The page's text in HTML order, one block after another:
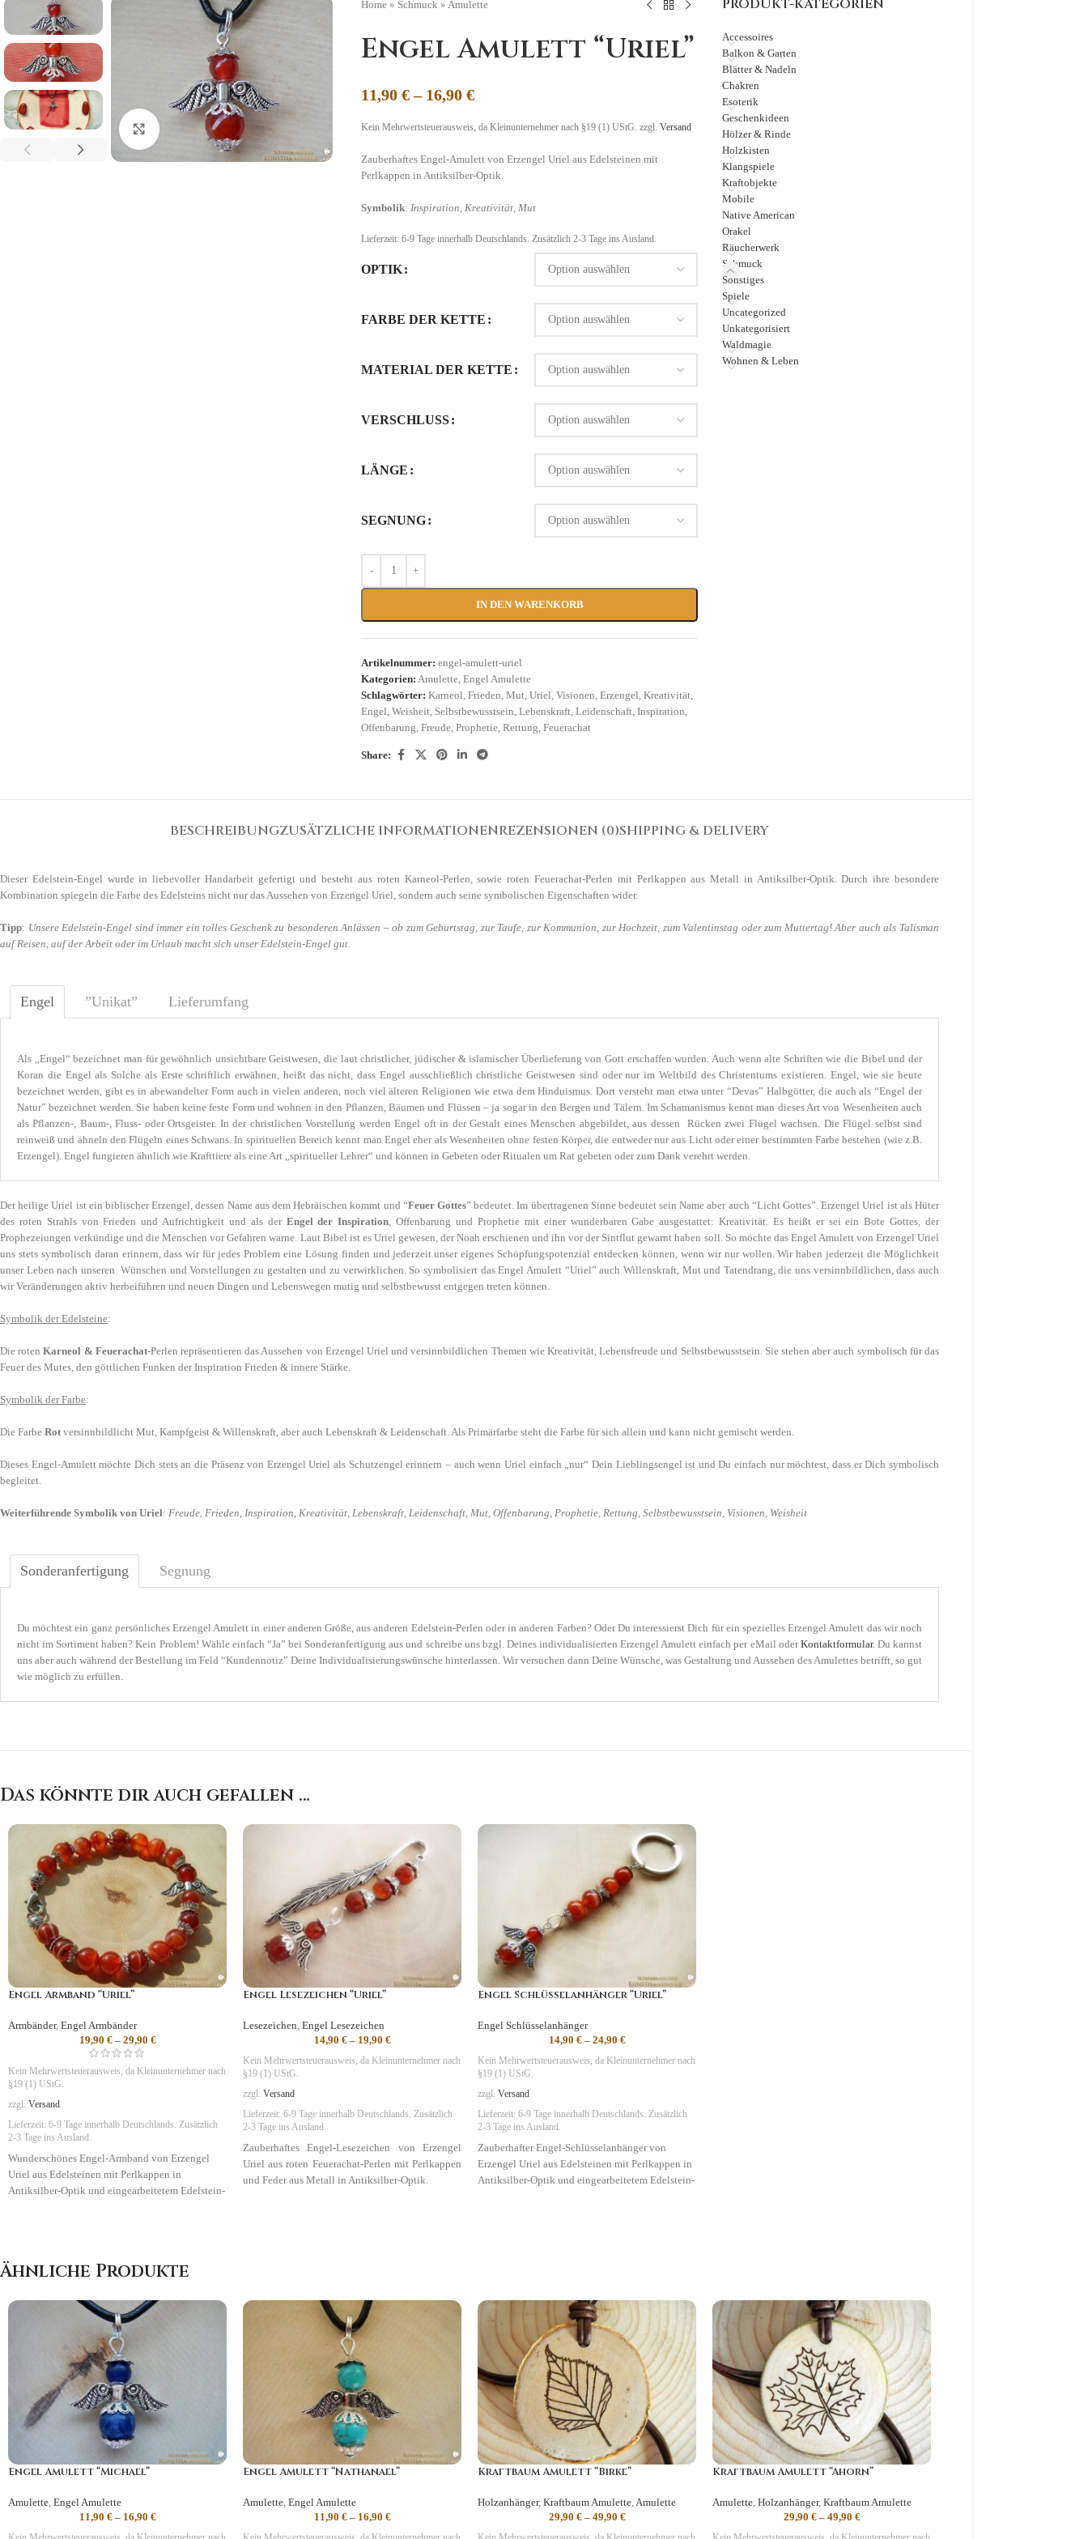
Click to enlarge
Home » Schmuck »Amulette
Engel Amulett “Uriel”
11,90€– 16,90€
Kein Mehrwertsteuerausweis, da Kleinunternehmer nach §19 (1) UStG. zzgl.Versand
Zauberhaftes Engel-Amulett von Erzengel Uriel aus Edelsteinen mit
Perlkappen in Antiksilber-Optik.
Symbolik:Inspiration, Kreativität, Mut
Lieferzeit:6-9 Tage innerhalb Deutschlands. Zusätzlich 2-3 Tage ins Ausland.
OPTIK
FARBE DER KETTE
MATERIAL DER KETTE
VERSCHLUSS
LÄNGE
SEGNUNG
IN DEN WARENKORB
Artikelnummer:engel-amulett-uriel
Kategorien: Amulette Engel Amulette
Schlagwörter: Karneol Frieden Mut Uriel Visionen Erzengel Kreativität
Engel Weisheit Selbstbewusstsein Lebenskraft Leidenschaft Inspiration
Offenbarung Freude Prophetie Rettung Feuerachat
Share:
PRODUKT-KATEGORIEN
Accessoires
Balkon & Garten
Blätter & Nadeln
Chakren
Esoterik
Geschenkideen
Hölzer & Rinde
Holzkisten
Klangspiele
Kraftobjekte
Mobile
Native American
Orakel
Räucherwerk
Schmuck
Sonstiges
Spiele
Uncategorized
Unkategorisiert
Waldmagie
Wohnen & Leben
BESCHREIBUNGZUSÄTZLICHE INFORMATIONENREZENSIONEN (0)SHIPPING & DELIVERY
Dieser Edelstein-Engel wurde in liebevoller Handarbeit gefertigt und besteht aus roten Karneol-Perlen, sowie roten Feuerachat-Perlen mit Perlkappen aus Metall in Antiksilber-Optik. Durch ihre besondere
Kombination spiegeln die Farbe des Edelsteins nicht nur das Aussehen von Erzengel Uriel, sondern auch seine symbolischen Eigenschaften wider.
Tipp: Unsere Edelstein-Engel sind immer ein tolles Geschenk zu besonderen Anlässen – ob zum Geburtstag, zur Taufe, zur Kommunion, zur Hochzeit, zum Valentinstag oder zum Muttertag! Aber auch als Talisman
auf Reisen, auf der Arbeit oder im Urlaub macht sich unser Edelstein-Engel gut.
Engel ”Unikat” Lieferumfang
Als „Engel“ bezeichnet man für gewöhnlich unsichtbare Geistwesen, die laut christlicher, jüdischer & islamischer Überlieferung von Gott erschaffen wurden. Auch wenn alte Schriften wie die Bibel und der
Koran die Engel als Solche als Erste schriftlich erwähnen, heißt das nicht, dass Engel ausschließlich christliche Geistwesen sind oder nur im Weltbild des Christentums existieren. Engel, wie sie heute
bezeichnet werden, gibt es in abewandelter Form auch in vielen anderen, noch viel älteren Religionen wie etwa dem Hinduismus. Dort versteht man etwa unter “Devas” Halbgötter, die auch als “Engel der
Natur” bezeichnet werden. Sie haben keine feste Form und wohnen in den Pflanzen, Bäumen und Flüssen – ja sogar in den Bergen und Tälern. Im Schamanismus kennt man dieses Art von Wesenheiten auch
als Pflanzen-, Baum-, Fluss- oder Ortsgeister. In der christlichen Vorstellung werden Engel oft in der Gestalt eines Menschen abgebildet, aus dessen Rücken zwei Flügel wachsen. Die Flügel selbst sind
reinweiß und ähneln den Flügeln eines Schwans. In spirituellen Bereich kennt man Engel eher als Wesenheiten ohne festen Körper, die entweder nur aus Licht oder einer bestimmten Farbe bestehen (wie z.B.
Erzengel). Engel fungieren ähnlich wie Krafttiere als eine Art „spiritueller Lehrer“ und können in Gebeten oder Ritualen um Rat gebeten oder zum Dank verehrt werden.
Der heilige Uriel ist ein biblischer Erzengel, dessen Name aus dem Hebräischen kommt und “Feuer Gottes” bedeutet. Im übertragenen Sinne bedeutet sein Name aber auch “Licht Gottes”. Erzengel Uriel ist als Hüter
des roten Strahls von Frieden und Aufrichtigkeit und als der Engel der Inspiration , Offenbarung und Prophetie mit einer wunderbaren Gabe ausgestattet: Kreativität. Es heißt er sei ein Bote Gottes, der
Prophezeiungen verkündige und die Menschen vor Gefahren warne. Laut Bibel ist es Uriel gewesen, der Noah erschienen und ihn vor der Sintflut gewarnt haben soll. So möchte das Engel Amulett von Erzengel Uriel
uns stets symbolisch daran erinnern, dass wir für jedes Problem eine Lösung finden und jederzeit unser eigenes Schöpfungspotenzial entdecken können, wenn wir nur wollen. Wir haben jederzeit die Möglichkeit
unser Leben nach unseren Wünschen und Vorstellungen zu gestalten und zu verwirklichen. So symbolisiert das Engel Amulett “Uriel” auch Willenskraft, Mut und Tatendrang, die uns versinnbildlichen, dass auch
wir Veränderungen aktiv herbeiführen und neuen Dingen und Lebenswegen mutig und selbstbewusst entgegen treten können.
Symbolik der Edelsteine:
Die roten Karneol & Feuerachat-Perlen repräsentieren das Aussehen von Erzengel Uriel und versinnbildlichen Themen wie Kreativität, Lebensfreude und Selbstbewusstsein. Sie stehen aber auch symbolisch für das
Feuer des Mutes, den göttlichen Funken der Inspiration Frieden & innere Stärke.
Symbolik der Farbe:
Die Farbe Rot versinnbildlicht Mut, Kampfgeist & Willenskraft, aber auch Lebenskraft & Leidenschaft. Als Primärfarbe steht die Farbe für sich allein und kann nicht gemischt werden.
Dieses Engel-Amulett möchte Dich stets an die Präsenz von Erzengel Uriel als Schutzengel erinnern – auch wenn Uriel einfach „nur“ Dein Lieblingsengel ist und Du einfach nur möchtest, dass er Dich symbolisch
begleitet.
Weiterführende Symbolik von Uriel: Freude Frieden Inspiration, Kreativität, Lebenskraft, Leidenschaft, Mut, Offenbarung, Prophetie, Rettung, Selbstbewusstsein, Visionen, Weisheit
Sonderanfertigung Segnung
Du möchtest ein ganz persönliches Erzengel Amulett in einer anderen Größe, aus anderen Edelstein-Perlen oder in anderen Farben? Oder Du interessierst Dich für ein spezielles Erzengel Amulett das wir noch
nicht im Sortiment haben? Kein Problem! Wähle einfach “Ja” bei Sonderanfertigung aus und schreibe uns bzgl. Deines individualisierten Erzengel Amulett einfach per eMail oderKontaktformular. Du kannst
uns aber auch während der Bestellung im Feld “Kundennotiz” Deine Individualisierungswünsche hinterlassen. Wir versuchen dann Deine Wünsche, was Gestaltung und Aussehen des Amulettes betrifft, so gut
wie möglich zu erfüllen.
Das könnte dir auch gefallen …
Engel Armband “Uriel”
Armbänder, Engel Armbänder
19,90 €– 29,90 €
Kein Mehrwertsteuerausweis, da Kleinunternehmer nach
§19 (1) UStG.
zzgl. Versand
Lieferzeit: 6-9 Tage innerhalb Deutschlands. Zusätzlich
2-3 Tage ins Ausland.
Wunderschönes Engel-Armband von Erzengel
Uriel aus Edelsteinen mit Perlkappen in
Antiksilber-Optik und eingearbeitetem Edelstein-
Engel Lesezeichen “Uriel”
Lesezeichen, Engel Lesezeichen
14,90 €– 19,90 €
Kein Mehrwertsteuerausweis, da Kleinunternehmer nach
§19 (1) UStG.
zzgl. Versand
Lieferzeit: 6-9 Tage innerhalb Deutschlands. Zusätzlich
2-3 Tage ins Ausland.
Zauberhaftes Engel-Lesezeichen von Erzengel
Uriel aus roten Feuerachat-Perlen mit Perlkappen
und Feder aus Metall in Antiksilber-Optik.
Engel Schlüsselanhänger “Uriel”
Engel Schlüsselanhänger
14,90 €– 24,90 €
Kein Mehrwertsteuerausweis, da Kleinunternehmer nach
§19 (1) UStG.
zzgl. Versand
Lieferzeit: 6-9 Tage innerhalb Deutschlands. Zusätzlich
2-3 Tage ins Ausland.
Zauberhafter Engel-Schlüsselanhänger von
Erzengel Uriel aus Edelsteinen mit Perlkappen in
Antiksilber-Optik und eingearbeitetem Edelstein-
Ähnliche Produkte
Engel Amulett “Michael”
Amulette Engel Amulette
11,90 €– 16,90 €
Engel Amulett “Nathanael”
Amulette Engel Amulette
11,90 €– 16,90 €
Kraftbaum Amulett “Birke”
Holzanhänger, Kraftbaum Amulette Amulette
29,90 €– 49,90 €
Kraftbaum Amulett “Ahorn”
Amulette Holzanhänger, Kraftbaum Amulette
29,90 €– 49,90 €